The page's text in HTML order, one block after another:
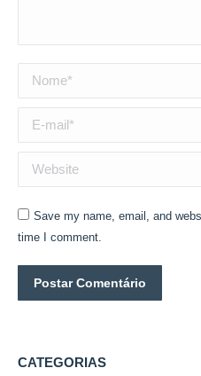
Nome *
E-mail *
Website
Save my name, email, and
time I comment.
Postar Comentário
CATEGORIAS